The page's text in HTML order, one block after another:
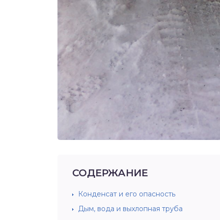
СОДЕРЖАНИЕ
Конденсат и его опасность
Дым, вода и выхлопная труба